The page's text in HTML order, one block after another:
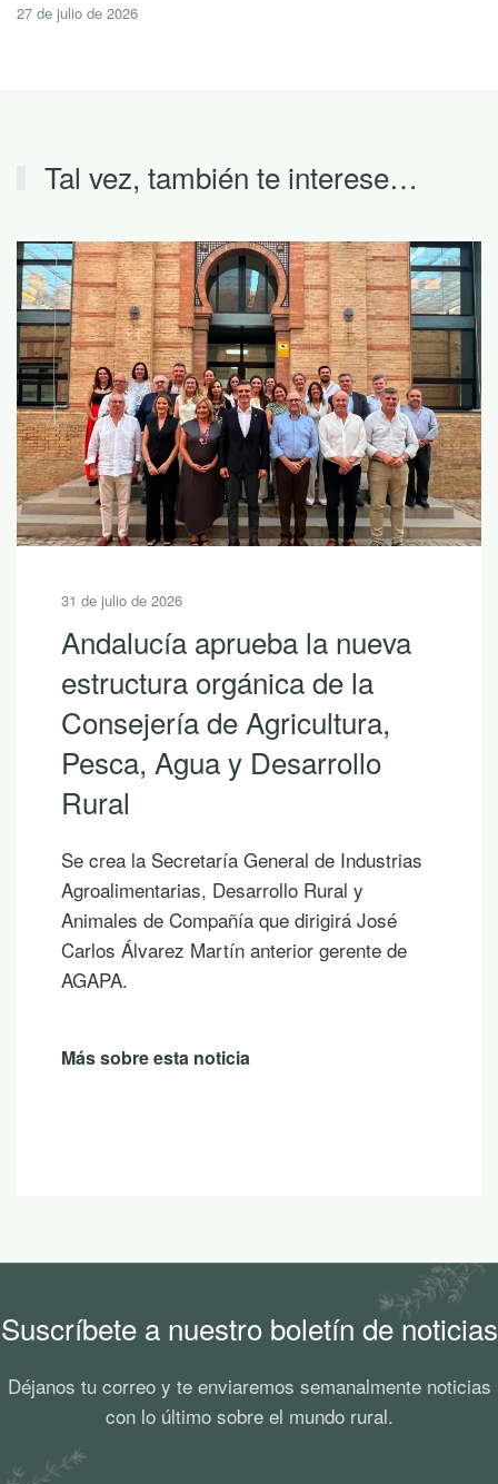
27 de julio de 2026
Tal vez, también te interese…
31 de julio de 2026
Andalucía aprueba la nueva
estructura orgánica de la
Consejería de Agricultura,
Pesca, Agua y Desarrollo
Rural
Se crea la Secretaría General de Industrias
Agroalimentarias, Desarrollo Rural y
Animales de Compañía que dirigirá José
Carlos Álvarez Martín anterior gerente de
AGAPA.
Más sobre esta noticia
Suscríbete a nuestro boletín de noticias
Déjanos tu correo y te enviaremos semanalmente noticias
con lo último sobre el mundo rural.